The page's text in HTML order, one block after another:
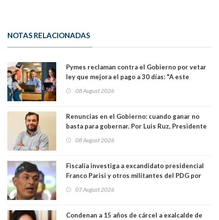
NOTAS RELACIONADAS
Pymes reclaman contra el Gobierno por vetar
ley que mejora el pago a 30 días: "A este
medianas empresas"
08 August 2026
Renuncias en el Gobierno: cuando ganar no
basta para gobernar. Por Luis Ruz, Presidente
08 August 2026
Fiscalía investiga a excandidato presidencial
Franco Parisi y otros militantes del PDG por
07 August 2026
Condenan a 15 años de cárcel a exalcalde de